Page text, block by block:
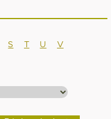
S T U
V